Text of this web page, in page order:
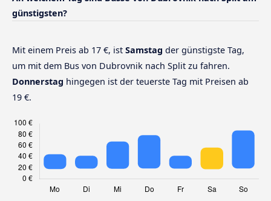
günstigsten?
Mit einem Preis ab 17 €, ist Samstag der günstigste Tag,
um mit dem Bus von Dubrovnik nach Split zu fahren.
Donnerstag hingegen ist der teuerste Tag mit Preisen ab
19 €.